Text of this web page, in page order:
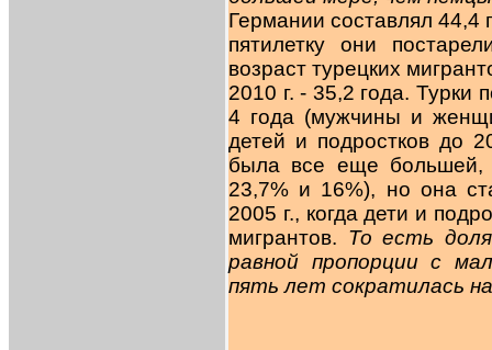
Германии составлял 44,4
пятилетку они
возраст турецких
2010 г. - 35,2 года. Турки
4 года (мужчины и
детей и подростков до
была все еще большей,
23,7% и 16%), но она
2005 г., когда дети и
мигрантов. То есть
равной пропорции с
пять лет сократилась